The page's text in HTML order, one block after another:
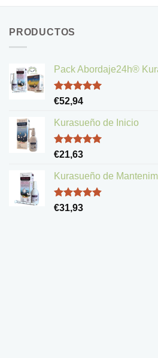
PRODUCTOS
Pack Abordaje24h®
Valorado
de 5
€52,94
Kurasueño de Inicio
Valorado
de 5
€21,63
Kurasueño de
Valorado
€31,93